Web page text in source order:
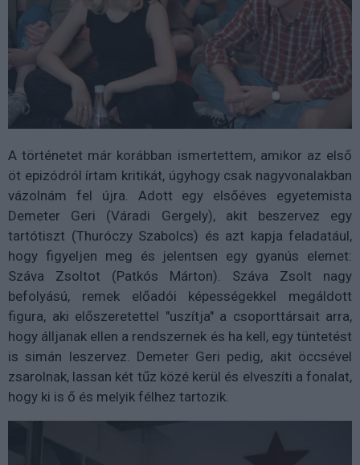
A történetet már korábban ismertettem, amikor az első
öt epizódról írtam kritikát, úgyhogy csak nagyvonalakban
vázolnám fel újra. Adott egy elsőéves egyetemista
Demeter Geri (Váradi Gergely), akit beszervez egy
tartótiszt (Thuróczy Szabolcs) és azt kapja feladatául,
hogy figyeljen meg és jelentsen egy gyanús elemet:
Száva Zsoltot (Patkós Márton). Száva Zsolt nagy
befolyású, remek előadói képességekkel megáldott
figura, aki előszeretettel "uszítja" a csoporttársait arra,
hogy álljanak ellen a rendszernek és ha kell, egy tüntetést
is simán leszervez. Demeter Geri pedig, akit öccsével
zsarolnak, lassan két tűz közé kerül és elveszíti a fonalat,
hogy ki is ő és melyik félhez tartozik.